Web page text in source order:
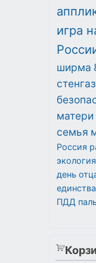
игра
ширма
матери
семья
Россия
экология
день
ПДД